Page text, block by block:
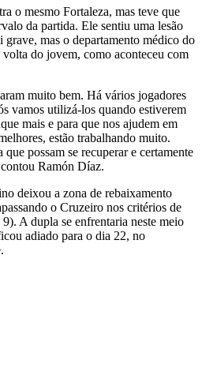
o mesmo Fortaleza, mas teve que
da partida. Ele sentiu uma lesão
grave, mas o departamento médico do
volta do jovem, como aconteceu com
muito bem. Há vários jogadores
vamos utilizá-los quando estiverem
mais e para que nos ajudem em
estão trabalhando muito.
que possam se recuperar e certamente
Ramón Díaz.
deixou a zona de rebaixamento
o Cruzeiro nos critérios de
A dupla se enfrentaria neste meio
adiado para o dia 22, no